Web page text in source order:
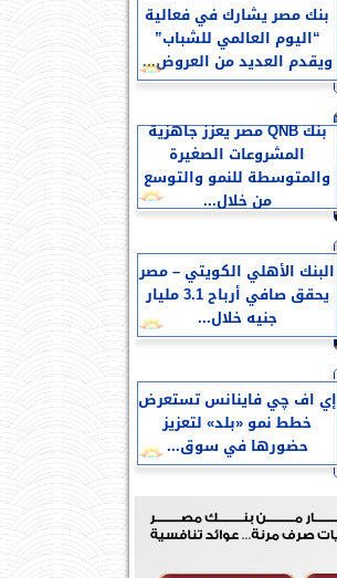
بنك مصر يشارك في فعالية
“اليوم العالمي للشباب”
ويقدم العديد من العروض...
بنك QNB مصر يعزز جاهزية
المشروعات الصغيرة
والمتوسطة للنمو والتوسع
من خلال...
البنك الأهلي الكويتي – مصر
يحقق صافي أرباح 3.1 مليار
جنيه خلال...
إي اف چي فاينانس تستعرض
خطط نمو «بلد» لتعزيز
حضورها في سوق...